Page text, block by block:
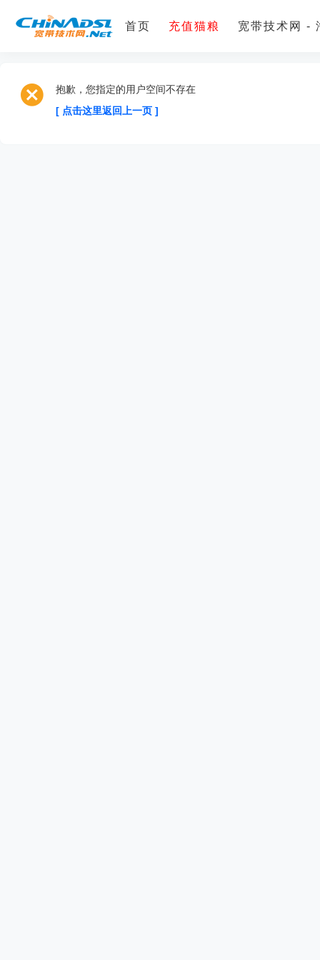
首页 充值猫粮 宽带技术网 -
抱歉，您指定的用户空间不存在
[ 点击这里返回上一页 ]